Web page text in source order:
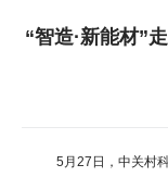
“智造·新能材”
5月27日，中关村